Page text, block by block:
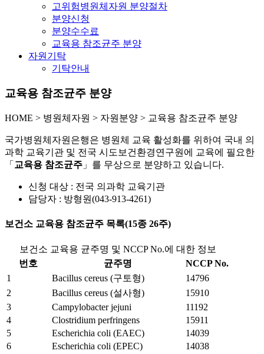
고위험병원체자원 분양절차
분양신청
분양수수료
교육용 참조균주 분양
자원기탁
기탁안내
교육용 참조균주 분양
HOME > 병원체자원 > 자원분양 > 교육용 참조균주 분양
국가병원체자원은행은 병원체 교육 활성화를 위하여 국내 의
과학 교육기관 및 전국 시도보건환경연구원에 교육에 필요한
「 교육용 참조균주 」를 무상으로 분양하고 있습니다.
신청 대상 : 전국 의과학 교육기관
담당자 : 방형원(043-913-4261)
보건소 교육용 참조균주 목록(15종 26주)
보건소 교육용 균주명 및 NCCP No.에 대한 정보
번호
균주명
NCCP No.
1
Bacillus cereus (구토형)
14796
2
Bacillus cereus (설사형)
15910
3
Campylobacter jejuni
11192
4
Clostridium perfringens
15911
5
Escherichia coli (EAEC)
14039
6
Escherichia coli (EPEC)
14038